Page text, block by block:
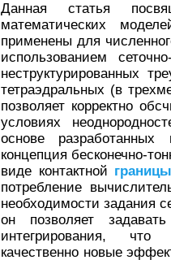
Данная статья
математических
применены для
использованием
неструктурированных
тетраэдральных (в
позволяет корректно
условиях
основе разработанных
концепция бесконечно-
виде контактной границы
потребление
необходимости задания
он позволяет
интегрирования,
качественно новые